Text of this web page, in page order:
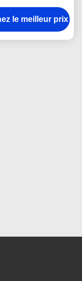
de Pantone de
émaillent
d'Iron Man
le meilleur prix